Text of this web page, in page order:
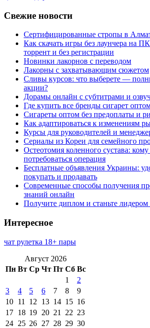
Свежие новости
Сертифицированные стропы в
Как скачать игры без лаунчера на
торрент и без регистрации
Новинки лакорнов с переводом
Лакорны с захватывающим сюжетом
Сливы курсов: что выберете —
акции?
Дорамы онлайн с субтитрами и
Где купить все бренды сигарет
Сигареты оптом без предоплаты и
Как адаптироваться к изменениям
Курсы для руководителей и
Сериалы из Кореи для семейного
Остеотомия коленного сустава:
потребоваться операция
Бесплатные объявления Украины:
покупать и продавать
Современные способы получения
знаний онлайн
Получите диплом и станьте лидером
Интересное
чат рулетка 18+ пары
Август 2026
Пн Вт Ср Чт Пт Сб Вс
1
2
3
4 5 6 7 8
9
10 11 12 13 14 15 16
17 18 19 20 21 22 23
24 25 26 27 28 29 30